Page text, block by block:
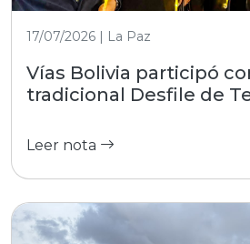
17/07/2026 | La Paz
Vías Bolivia participó
tradicional Desfile de
Leer nota